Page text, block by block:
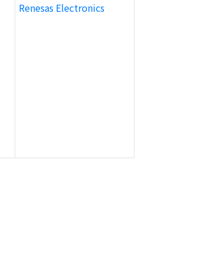
Renesas Electronics